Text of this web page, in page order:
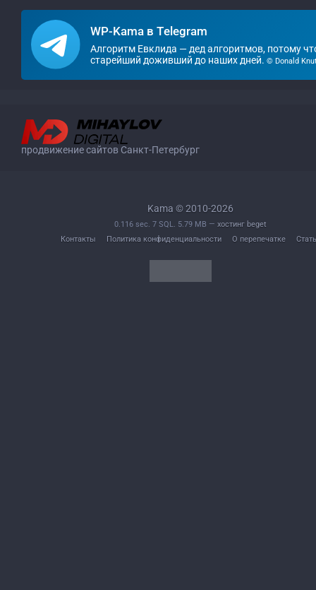
WP-Kama в Telegram
Алгоритм Евклида — дед алгоритмов, потому
старейший доживший до наших дней.© Donald
продвижение сайтов Санкт-Петербург
Kama © 2010-2026
0.116 sec. 7 SQL. 5.79 MB — хостинг beget
Контакты
Политика конфиденциальности О перепечатке